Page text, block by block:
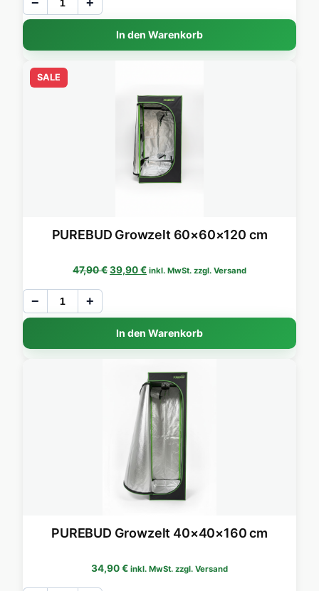
In den Warenkorb
SALE
PUREBUD Growzelt 60×60×120 cm
47,90€Ursprünglicher Preis war: 47,90 €
39,90€Aktueller Preis ist: 39,90 €.
inkl. MwSt. zzgl. Versand
− +
In den Warenkorb
PUREBUD Growzelt 40×40×160 cm
34,90€ inkl. MwSt. zzgl. Versand